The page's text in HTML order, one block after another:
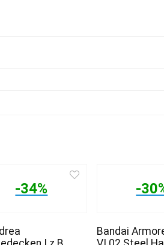
-34% -
Bandai